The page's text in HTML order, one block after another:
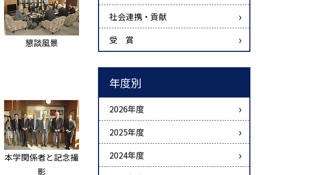
懇談風景
本学関係者と記念撮
影
社会連携・貢献
受 賞
年度別
2026年度
2025年度
2024年度